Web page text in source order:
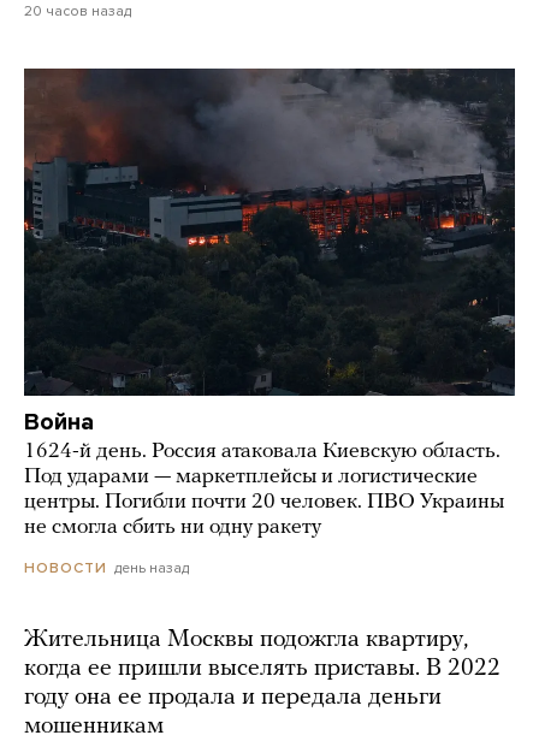
20 часов назад
Война
1624-й день. Россия атаковала Киевскую область.
Под ударами — маркетплейсы и логистические
центры. Погибли почти 20 человек. ПВО Украины
не смогла сбить ни одну ракету
НОВОСТИ день назад
Жительница Москвы подожгла квартиру,
когда ее пришли выселять приставы. В 2022
году она ее продала и передала деньги
мошенникам